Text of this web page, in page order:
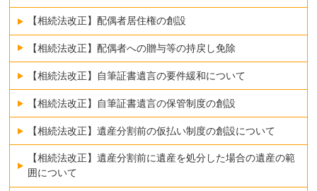
【相続法改正】配偶者居住権の創設
【相続法改正】配偶者への贈与等の持戻し免除
【相続法改正】自筆証書遺言の要件緩和について
【相続法改正】自筆証書遺言の保管制度の創設
【相続法改正】遺産分割前の仮払い制度の創設について
【相続法改正】遺産分割前に遺産を処分した場合の遺産の範
囲について